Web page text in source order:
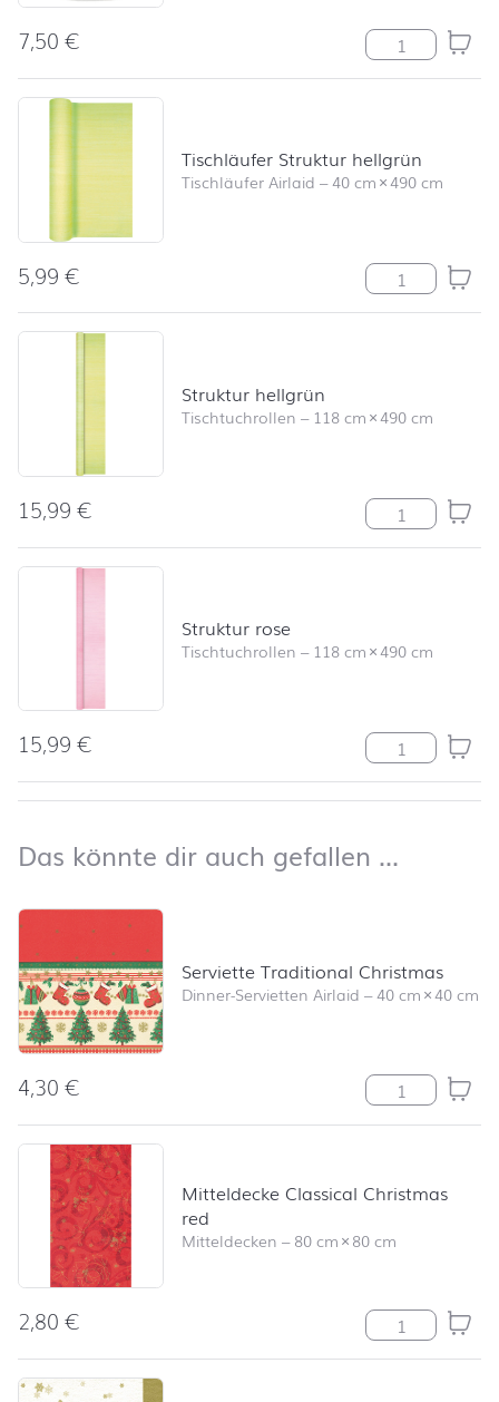
7,50€ Stumpenkerze
Tischläufer Struktur hellgrün
Tischläufer Airlaid –40 cm×490 cm
5,99€ Tischläufer
Struktur hellgrün
Tischtuchrollen – 118 cm×490 cm
15,99€ Struktur
Struktur rose
Tischtuchrollen – 118 cm×490 cm
15,99€ Struktur rose
Das könnte dir auch gefallen …
Produktliste überspringen und zum Filter springen
Serviette Traditional Christmas
Dinner-Servietten Airlaid –40 cm×40 cm
4,30€ Serviette
Mitteldecke Classical Christmas
red
Mitteldecken –80 cm×80 cm
2,80€ Mitteldecke